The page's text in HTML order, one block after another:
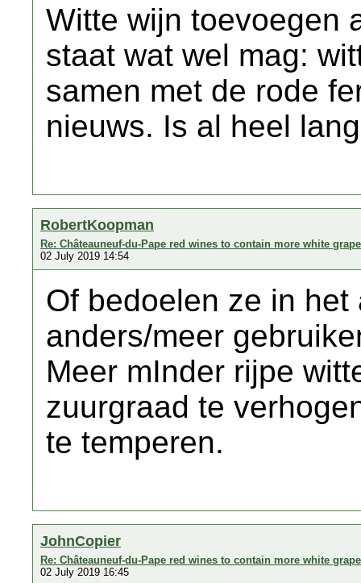
Witte wijn toevoegen
staat wat wel mag:
samen met de rode
nieuws. Is al heel
RobertKoopman
Re: Châteauneuf-du-Pape red wines to contain more white
02 July 2019 14:54
Of bedoelen ze in
anders/meer
Meer mInder rijpe
zuurgraad te
te temperen.
JohnCopier
Re: Châteauneuf-du-Pape red wines to contain more white
02 July 2019 16:45